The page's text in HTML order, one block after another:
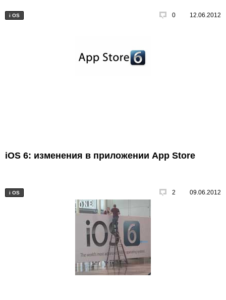
i OS 0 12.06.2012
iOS 6: изменения в приложении App Store
i OS 2 09.06.2012